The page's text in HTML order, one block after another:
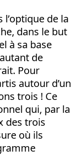
de la
dans le but
à sa base
de
Pour
autour d’un
trois ! Ce
qui, par la
des trois
où ils